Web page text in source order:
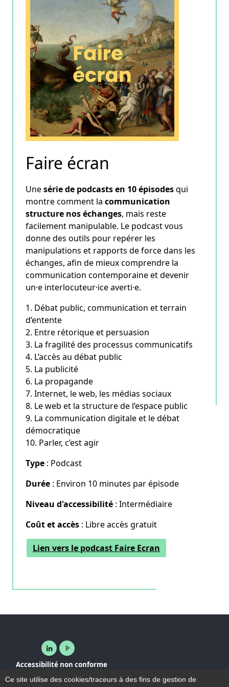
Faire écran
Unesérie de podcasts en 10 épisodesqui
montre comment la communication
structure nos échanges, mais reste
facilement manipulable. Le podcast vous
donne des outils pour repérer les
manipulations et rapports de force dans les
échanges, afin de mieux comprendre la
communication contemporaine et devenir
un·e interlocuteur·ice averti·e.
1. Débat public, communication et terrain
d’entente
2. Entre rétorique et persuasion
3. La fragilité des processus communicatifs
4. L’accès au débat public
5. La publicité
6. La propagande
7. Internet, le web, les médias sociaux
8. Le web et la structure de l’espace public
9. La communication digitale et le débat
démocratique
10. Parler, c’est agir
Type : Podcast
Durée : Environ 10 minutes par épisode
Niveau d'accessibilité : Intermédiaire
Coût et accès : Libre accès gratuit
Lien vers le podcast Faire Ecran
Linkedin ( nouvelle fenêtre)
Page pro ( nouvelle fenêtre)
Accessibilité non conforme
Mentions légales
Ce site utilise des cookies/traceurs à des fins de gestion de